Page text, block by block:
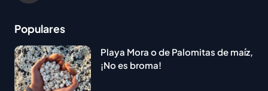
Populares
Playa Mora o de Palomitas de maíz,
¡No es broma!